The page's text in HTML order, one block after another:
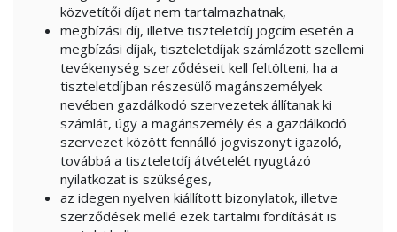
közvetítői díjat nem tartalmazhatnak,
megbízási díj, illetve tiszteletdíj jogcím esetén a
megbízási díjak, tiszteletdíjak számlázott szellemi
tevékenység szerződéseit kell feltölteni, ha a
tiszteletdíjban részesülő magánszemélyek
nevében gazdálkodó szervezetek állítanak ki
számlát, úgy a magánszemély és a gazdálkodó
szervezet között fennálló jogviszonyt igazoló,
továbbá a tiszteletdíj átvételét nyugtázó
nyilatkozat is szükséges,
az idegen nyelven kiállított bizonylatok, illetve
szerződések mellé ezek tartalmi fordítását is